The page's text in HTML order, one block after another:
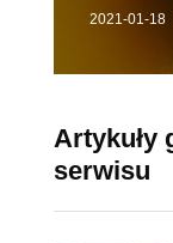
2021-01-18
Artykuły
serwisu